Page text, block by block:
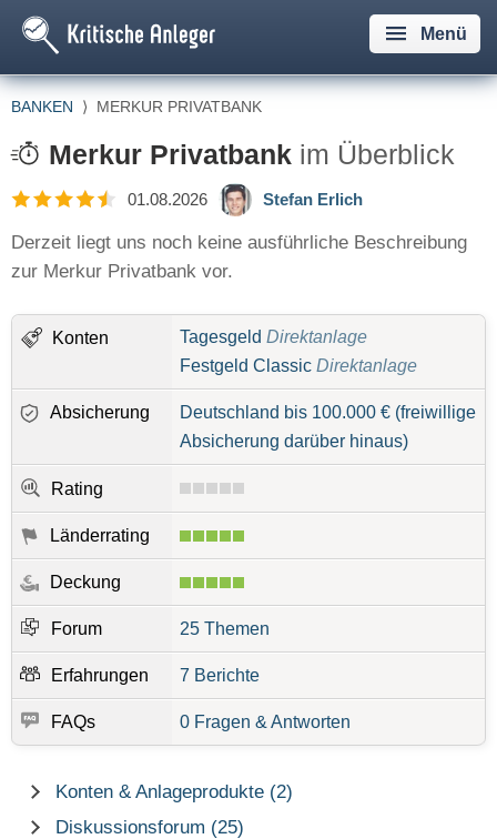
Menü
BANKEN ⟩ MERKUR PRIVATBANK
Merkur Privatbank im Überblick
01.08.2026 Stefan Erlich
Derzeit liegt uns noch keine ausführliche Beschreibung
zur Merkur Privatbank vor.
Konten Tagesgeld Direktanlage
Festgeld Classic Direktanlage
Absicherung
Deutschland bis 100.000 € (freiwillige
Absicherung darüber hinaus)
Rating
Länderrating
Deckung
Forum 25 Themen
Erfahrungen 7 Berichte
FAQs 0 Fragen & Antworten
Konten & Anlageprodukte (2)
Diskussionsforum (25)